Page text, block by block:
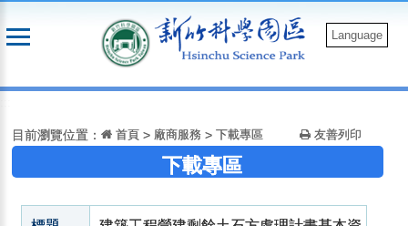
到
Language
目前瀏覽位置： 首頁 > 廠商服務 >下載專區 友善列印
下載專區